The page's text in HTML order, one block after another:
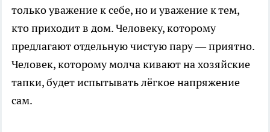
только уважение к себе, но и уважение к тем,
кто приходит в дом. Человеку, которому
предлагают отдельную чистую пару — приятно.
Человек, которому молча кивают на хозяйские
тапки, будет испытывать лёгкое напряжение
сам.